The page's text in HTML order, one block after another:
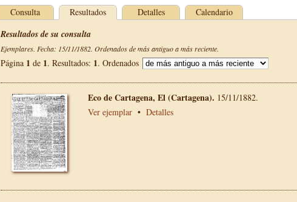
Consulta Resultados Detalles Calendario
Resultados de su consulta
Ejemplares. Fecha: 15/11/1882. Ordenados de más antiguo a más reciente.
Página 1 de 1. Resultados: 1. Ordenados
Eco de Cartagena, El (Cartagena). 15/11/1882.
Ver ejemplar • Detalles